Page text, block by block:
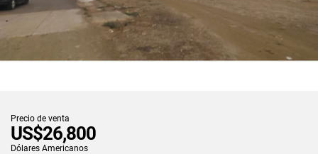
Precio de venta
US$26,800
Dólares Americanos